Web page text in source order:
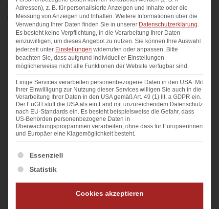
gebogene Unterkante aus. Er verdeckt das Fenster nicht
vollständig, was einen dekorativen Effekt erzeugt.
Kuvertstore
Der Store besteht aus zwei diagonal überschneidenden
Stores, oft in Dreiecksform, und manchmal einem
zusätzlichen mittig platzierten Store. Diese Kombination
bedeckt das Fenster nicht ganz.
Kurzstore
einen kleinen Teil des Fensters. Er eignet sich gut, um
Adressen), z. B. für personalisierte Anzeigen und Inhalte oder die
Messung von Anzeigen und Inhalten. Weitere Informationen über die
Verwendung Ihrer Daten finden Sie in unserer Datenschutzerklärung
Es besteht keine Verpflichtung, in die Verarbeitung Ihrer Daten
einzuwilligen, um dieses Angebot zu nutzen. Sie können Ihre Auswahl
jederzeit unter Einstellungen widerrufen oder anpassen. Bitte
beachten Sie, dass aufgrund individueller Einstellungen
möglicherweise nicht alle Funktionen der Website verfügbar sind.
Einige Services verarbeiten personenbezogene Daten in den USA. Mit
Ihrer Einwilligung zur Nutzung dieser Services willigen Sie auch in die
Verarbeitung Ihrer Daten in den USA gemäß Art. 49 (1) lit. a GDPR ein.
Der EuGH stuft die USA als ein Land mit unzureichendem Datenschutz
nach EU-Standards ein. Es besteht beispielsweise die Gefahr, dass
US-Behörden personenbezogene Daten in
Überwachungsprogrammen verarbeiten, ohne dass für Europäerinnen
und Europäer eine Klagemöglichkeit besteht.
Es folgt eine Liste der Service-Gruppen, für die
Essenziell
Statistik
Cookies akzeptieren